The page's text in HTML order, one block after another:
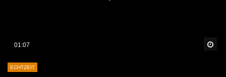
01:07
ECHTZEIT